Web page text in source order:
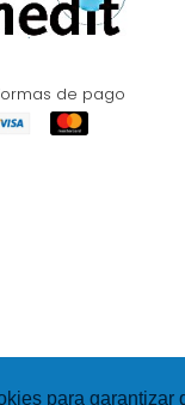
para
de pago